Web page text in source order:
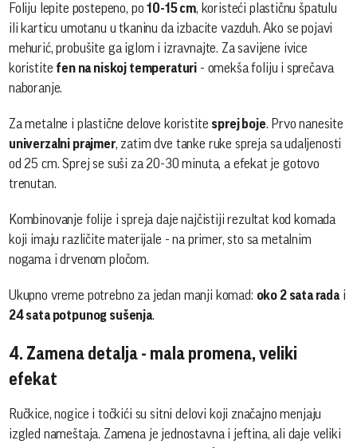
Foliju lepite postepeno, po10-15 cm, koristeći plastičnu špatulu
ili karticu umotanu u tkaninu da izbacite vazduh. Ako se pojavi
mehurić, probušite ga iglom i izravnajte. Za savijene ivice
koristite fen na niskoj temperaturi - omekša foliju i sprečava
naboranje.
Za metalne i plastične delove koristite sprej boje. Prvo nanesite
univerzalni prajmer, zatim dve tanke ruke spreja sa udaljenosti
od 25 cm. Sprej se suši za 20-30 minuta, a efekat je gotovo
trenutan.
Kombinovanje folije i spreja daje najčistiji rezultat kod komada
koji imaju različite materijale - na primer, sto sa metalnim
nogama i drvenom pločom.
Ukupno vreme potrebno za jedan manji komad: oko 2 sata radai
24 sata potpunog sušenja.
4. Zamena detalja - mala promena, veliki
efekat
Ručkice, nogice i točkići su sitni delovi koji značajno menjaju
izgled nameštaja. Zamena je jednostavna i jeftina, ali daje veliki